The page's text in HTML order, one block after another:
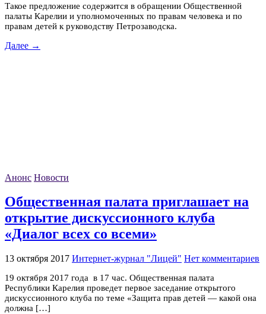
Такое предложение содержится в обращении Общественной
палаты Карелии и уполномоченных по правам человека и по
правам детей к руководству Петрозаводска.
Далее →
Анонс Новости
Общественная палата приглашает на
открытие дискуссионного клуба
«Диалог всех со всеми»
13 октября 2017 Интернет-журнал "Лицей" Нет комментариев
19 октября 2017 года в 17 час. Общественная палата
Республики Карелия проведет первое заседание открытого
дискуссионного клуба по теме «Защита прав детей — какой она
должна […]